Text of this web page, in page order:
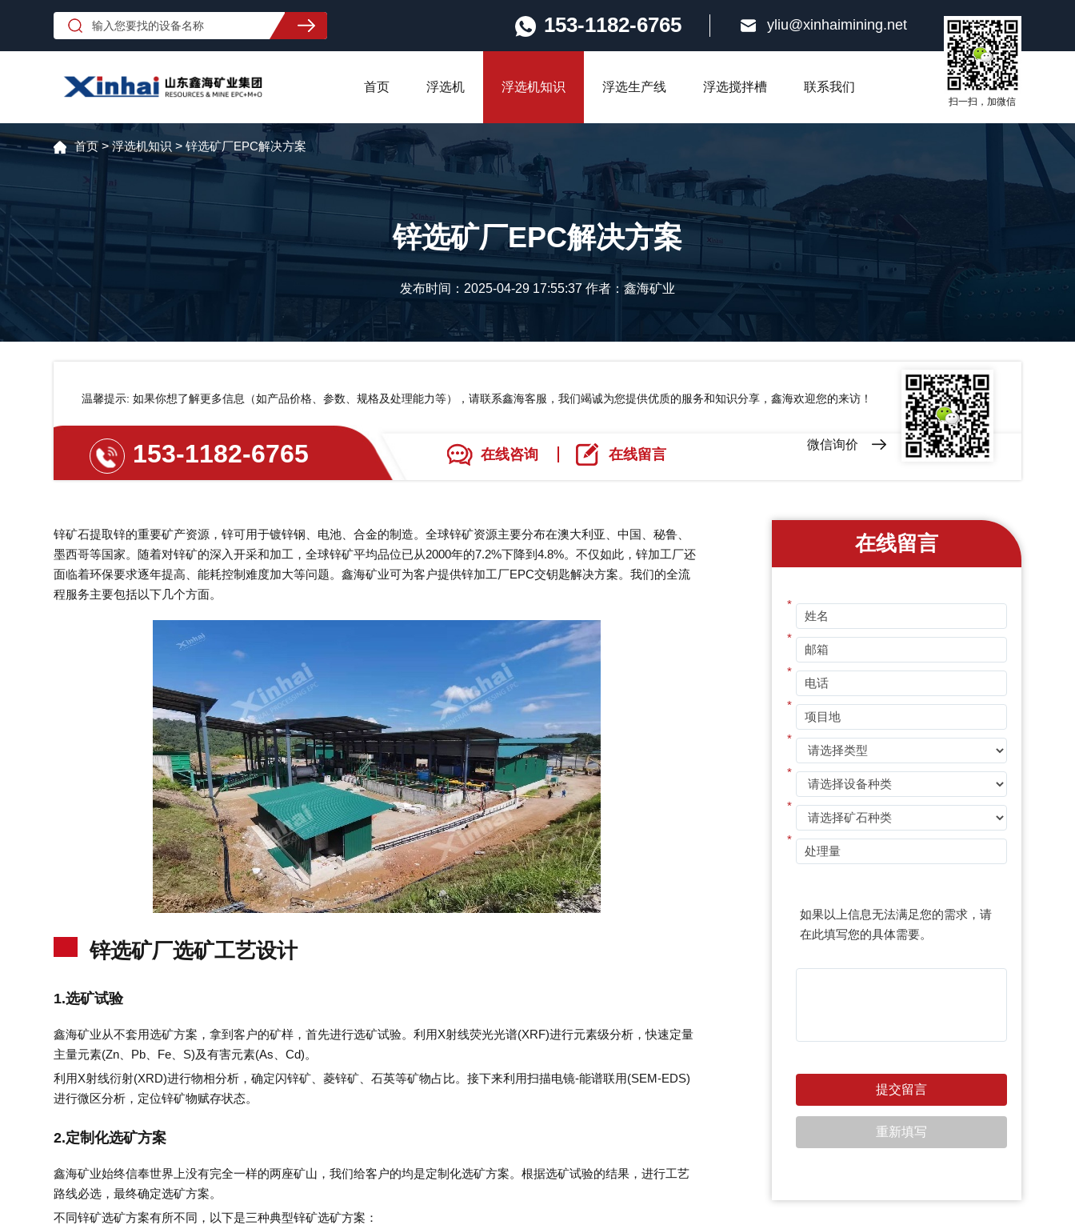
153-1182-6765 yliu@xinhaimining.net
扫一扫，加微信
首页 浮选机 浮选机知识 浮选生产线 浮选搅拌槽 联系我们
首页>浮选机知识 >锌选矿厂EPC解决方案
锌选矿厂EPC解决方案
发布时间：2025-04-29 17:55:37 作者：鑫海矿业
温馨提示: 如果你想了解更多信息（如产品价格、参数、规格及处理能力等），请联系鑫海客服，我们竭诚为您提供优质的服务和知识分享，鑫海欢迎您的来访！
153-1182-6765 在线咨询 在线留言
微信询价
锌矿石提取锌的重要矿产资源，锌可用于镀锌钢、电池、合金的制造。全球锌矿资源主要分布在澳大利亚、中国、秘鲁、
墨西哥等国家。随着对锌矿的深入开采和加工，全球锌矿平均品位已从2000年的7.2%下降到4.8%。不仅如此，锌加工厂还
面临着环保要求逐年提高、能耗控制难度加大等问题。鑫海矿业可为客户提供锌加工厂EPC交钥匙解决方案。我们的全流
程服务主要包括以下几个方面。
锌选矿厂选矿工艺设计
1.选矿试验
鑫海矿业从不套用选矿方案，拿到客户的矿样，首先进行选矿试验。利用X射线荧光光谱(XRF)进行元素级分析，快速定量
主量元素(Zn、Pb、Fe、S)及有害元素(As、Cd)。
利用X射线衍射(XRD)进行物相分析，确定闪锌矿、菱锌矿、石英等矿物占比。接下来利用扫描电镜-能谱联用(SEM-EDS)
进行微区分析，定位锌矿物赋存状态。
2.定制化选矿方案
鑫海矿业始终信奉世界上没有完全一样的两座矿山，我们给客户的均是定制化选矿方案。根据选矿试验的结果，进行工艺
路线必选，最终确定选矿方案。
不同锌矿选矿方案有所不同，以下是三种典型锌矿选矿方案：
在线留言
*
*
*
*
*
*
*
*
如果以上信息无法满足您的需求，请
在此填写您的具体需要。